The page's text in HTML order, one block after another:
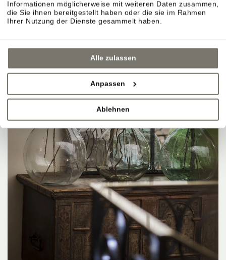
Informationen möglicherweise mit weiteren Daten zusammen,
die Sie ihnen bereitgestellt haben oder die sie im Rahmen
Ihrer Nutzung der Dienste gesammelt haben.
Alle zulassen
Anpassen
Ablehnen